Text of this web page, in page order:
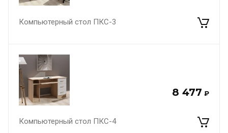
Компьютерный стол ПКС-3
8 477 ₽
Компьютерный стол ПКС-4